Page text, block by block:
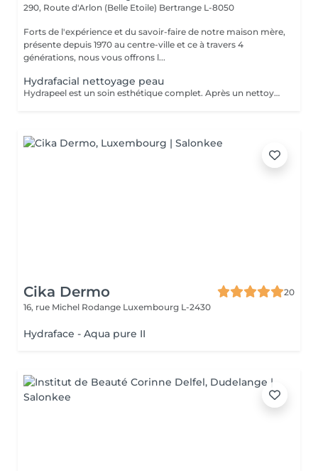
290, Route d'Arlon (Belle Etoile) Bertrange L-8050
Forts de l'expérience et du savoir-faire de notre maison mère,
présente depuis 1970 au centre-ville et ce à travers 4
générations, nous vous offrons l...
Hydrafacial nettoyage peau
Hydrapeel est un soin esthétique complet. Après un nettoyage de la peau en profondeur grâce au système de Vortex-Fusion. Des résultats immédiats dès la première séance. Les rides et ridules sont lissées, la peau est parfaitement nettoyée, plus douce, lumineuse et redynamisée. *Stimule la désquamation des cellules mortes. *Elimine des comédons, extraction des impuretés *Hydrate -Sature la surface de la peau avec des actifs hydratants et nourrissants intenses. *Cible-Un grand nombre d'options de soins pour répondre aux besoins spécifiques de la peau : Élasticité et fermeté, teint unifié et vitalité, réjuvénation, peaux grasses et congestionnées. Les produits cosmétiques, les sérums booster et les protocoles spécifiques de la gamme Belensa permettent de personnaliser les soins Hydrapeel PRO pour traiter les différentes conditions cutanées. *Ultrasons Augmentent l'absorption des actifs cosmétiques et favorisent la microcirculation, pour atténuer les rides et les ridules. EMS bipolaire Tonifie la peau en stimulant les muscles sous- jacents Spray de solution oxygénée Pour améliorer l'hydratation et la vitalité de la peau. *Marteau froid -Resserrement des pores et vasoconstriction pour éliminer les rougeurs et estomper les cernes. *Spatule vibrante
Cika Dermo
20
16, rue Michel Rodange Luxembourg L-2430
Hydraface - Aqua pure II